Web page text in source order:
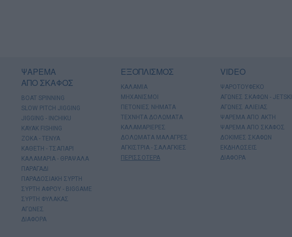
ΨΑΡΕΜΑ
ΑΠΟ ΣΚΑΦΟΣ
BOAT SPINNING
SLOW PITCH JIGGING
JIGGING - INCHIKU
KAYAK FISHING
ΖΟΚΑ - ΤΕΝΥΑ
ΚΑΘΕΤΗ - ΤΣΑΠΑΡΙ
ΚΑΛΑΜΑΡΙΑ - ΘΡΑΨΑΛΑ
ΠΑΡΑΓΑΔΙ
ΠΑΡΑΔΟΣΙΑΚΗ ΣΥΡΤΗ
ΣΥΡΤΗ ΑΦΡΟΥ - BIGGAME
ΣΥΡΤΗ ΦΥΛΑΚΑΣ
ΑΓΩΝΕΣ
ΔΙΑΦΟΡΑ
ΕΞΟΠΛΙΣΜΟΣ
ΚΑΛΑΜΙΑ
ΜΗΧΑΝΙΣΜΟΙ
ΠΕΤΟΝΙΕΣ ΝΗΜΑΤΑ
ΤΕΧΝΗΤΑ ΔΟΛΩΜΑΤΑ
ΚΑΛΑΜΑΡΙΕΡΕΣ
ΔΟΛΩΜΑΤΑ ΜΑΛΑΓΡΕΣ
ΑΓΚΙΣΤΡΙΑ - ΣΑΛΑΓΚΙΕΣ
ΠΕΡΙΣΣΟΤΕΡΑ
VIDEO
ΨΑΡΟΤΟΥΦΕΚΟ
ΑΓΩΝΕΣ ΣΚΑΦΩΝ - JETSKI
ΑΓΩΝΕΣ ΑΛΙΕΙΑΣ
ΨΑΡΕΜΑ ΑΠΟ ΑΚΤΗ
ΨΑΡΕΜΑ ΑΠΟ ΣΚΑΦΟΣ
ΔΟΚΙΜΕΣ ΣΚΑΦΩΝ
ΕΚΔΗΛΩΣΕΙΣ
ΔΙΑΦΟΡΑ